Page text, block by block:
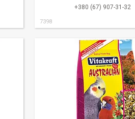
+380 (67) 907-31-32
7398